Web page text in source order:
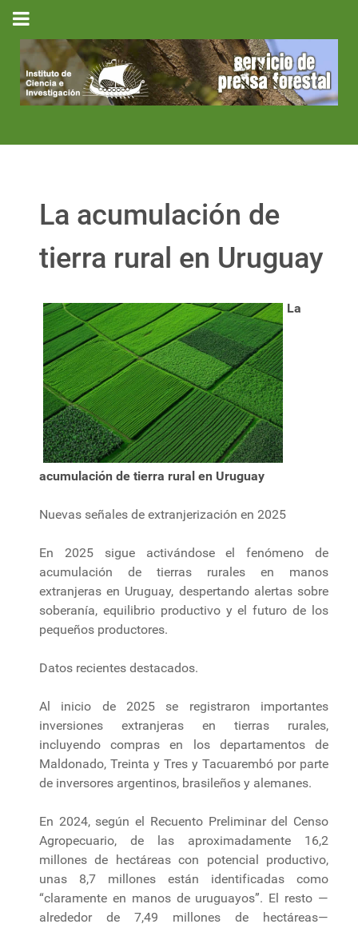
La acumulación de
tierra rural en Uruguay
La
acumulación de tierra rural en Uruguay
Nuevas señales de extranjerización en 2025
En 2025 sigue activándose el fenómeno de
acumulación de tierras rurales en manos
extranjeras en Uruguay, despertando alertas sobre
soberanía, equilibrio productivo y el futuro de los
pequeños productores.
Datos recientes destacados.
Al inicio de 2025 se registraron importantes
inversiones extranjeras en tierras rurales,
incluyendo compras en los departamentos de
Maldonado, Treinta y Tres y Tacuarembó por parte
de inversores argentinos, brasileños y alemanes.
En 2024, según el Recuento Preliminar del Censo
Agropecuario, de las aproximadamente 16,2
millones de hectáreas con potencial productivo,
unas 8,7 millones están identificadas como
“claramente en manos de uruguayos”. El resto —
alrededor de 7,49 millones de hectáreas—